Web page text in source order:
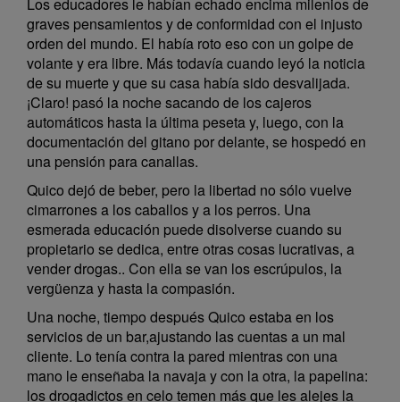
graves pensamientos y de conformidad con el injusto
orden del mundo. El había roto eso con un golpe de
volante y era libre. Más todavía cuando leyó la noticia
de su muerte y que su casa había sido desvalijada.
¡Claro! pasó la noche sacando de los cajeros
automáticos hasta la última peseta y, luego, con la
documentación del gitano por delante, se hospedó en
una pensión para canallas.
Quico dejó de beber, pero la libertad no sólo vuelve
cimarrones a los caballos y a los perros. Una
esmerada educación puede disolverse cuando su
propietario se dedica, entre otras cosas lucrativas, a
vender drogas.. Con ella se van los escrúpulos, la
vergüenza y hasta la compasión.
Una noche, tiempo después Quico estaba en los
servicios de un bar,ajustando las cuentas a un mal
cliente. Lo tenía contra la pared mientras con una
mano le enseñaba la navaja y con la otra, la papelina:
los drogadictos en celo temen más que les alejes la